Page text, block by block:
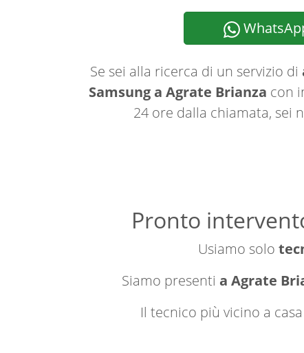
Se sei alla ricerca di un servizio di
Samsung a Agrate Brianza con
24 ore dalla chiamata, sei
Pronto
Usiamo solo
Siamo presenti a Agrate
Il tecnico più vicino a